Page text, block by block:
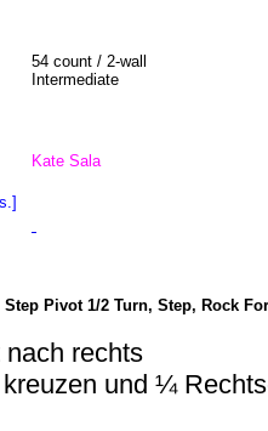
54 count / 2-wall
Intermediate
Kate Sala
Pivot 1/2 Turn, Step, Rock
rechts
und ¼